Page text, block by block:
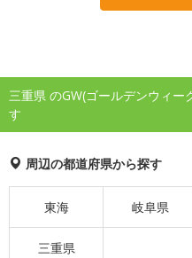
三重県 のGW(ゴールデンウィ
す
周辺の都道府県から探す
東海 岐阜県
三重県